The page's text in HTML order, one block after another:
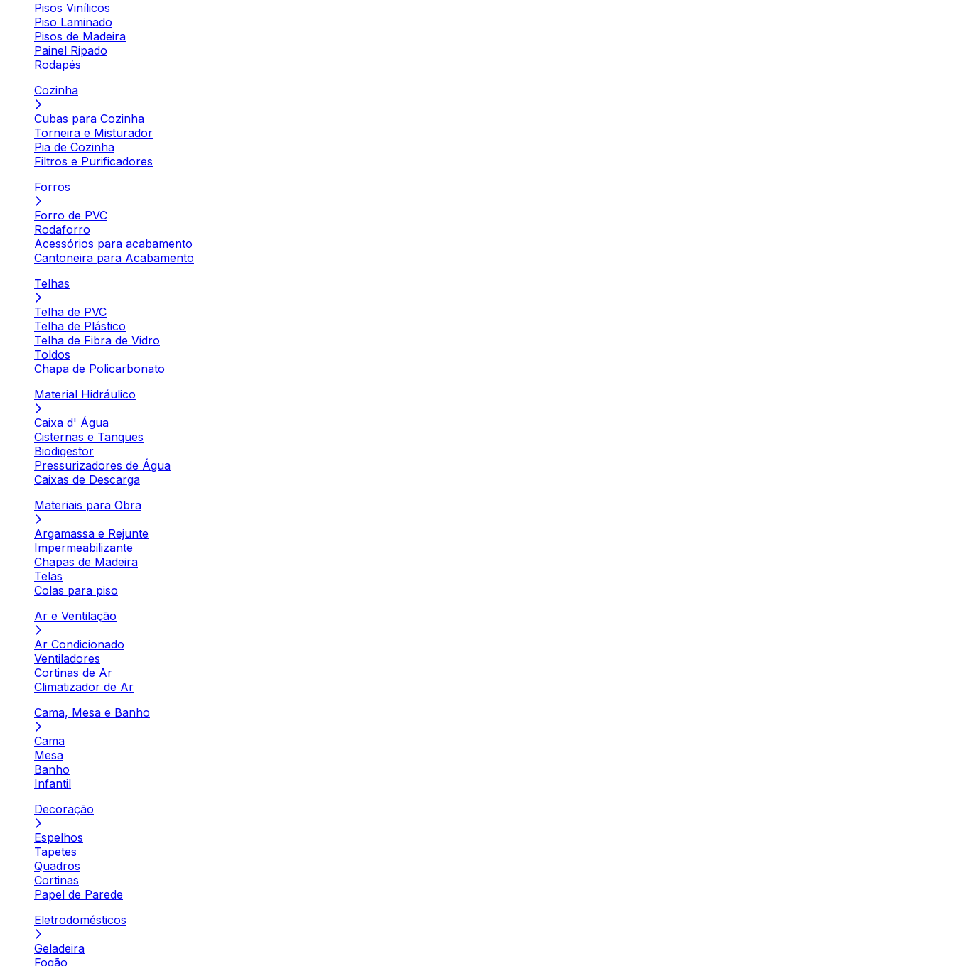
Pisos Vinílicos
Piso Laminado
Pisos de Madeira
Painel Ripado
Rodapés
Cozinha
Cubas para Cozinha
Torneira e Misturador
Pia de Cozinha
Filtros e Purificadores
Forros
Forro de PVC
Rodaforro
Acessórios para acabamento
Cantoneira para Acabamento
Telhas
Telha de PVC
Telha de Plástico
Telha de Fibra de Vidro
Toldos
Chapa de Policarbonato
Material Hidráulico
Caixa d' Água
Cisternas e Tanques
Biodigestor
Pressurizadores de Água
Caixas de Descarga
Materiais para Obra
Argamassa e Rejunte
Impermeabilizante
Chapas de Madeira
Telas
Colas para piso
Ar e Ventilação
Ar Condicionado
Ventiladores
Cortinas de Ar
Climatizador de Ar
Cama, Mesa e Banho
Cama
Mesa
Banho
Infantil
Decoração
Espelhos
Tapetes
Quadros
Cortinas
Papel de Parede
Eletrodomésticos
Geladeira
Fogão